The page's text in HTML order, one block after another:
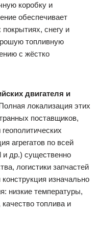
коробку и
обеспечивает
снегу и
топливную
с жёстко
двигателя и
локализация этих
поставщиков,
агрегатов по всей
и др.) существенно
логистики запчастей
изначально
низкие температуры,
топлива и